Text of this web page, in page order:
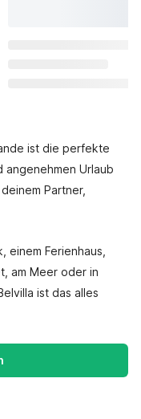
ist die perfekte
angenehmen Urlaub
Partner,
einem Ferienhaus,
am Meer oder in
ist das alles